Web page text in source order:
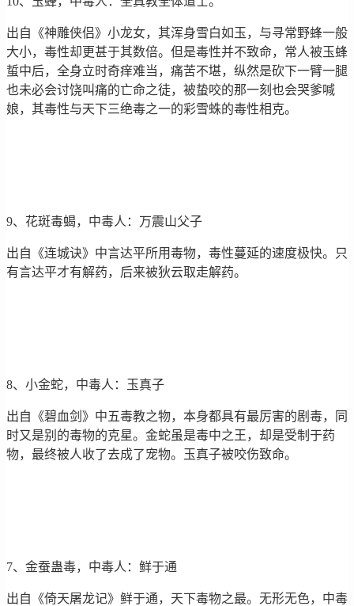
出自《神雕侠侣》小龙女，其浑身雪白如玉，与寻常野蜂一般
大小，毒性却更甚于其数倍。但是毒性并不致命，常人被玉蜂
蜇中后，全身立时奇痒难当，痛苦不堪，纵然是砍下一臂一腿
也未必会讨饶叫痛的亡命之徒，被蛰咬的那一刻也会哭爹喊
娘，其毒性与天下三绝毒之一的彩雪蛛的毒性相克。
9、花斑毒蝎，中毒人：万震山父子
出自《连城诀》中言达平所用毒物，毒性蔓延的速度极快。只
有言达平才有解药，后来被狄云取走解药。
8、小金蛇，中毒人：玉真子
出自《碧血剑》中五毒教之物，本身都具有最厉害的剧毒，同
时又是别的毒物的克星。金蛇虽是毒中之王，却是受制于药
物，最终被人收了去成了宠物。玉真子被咬伤致命。
7、金蚕蛊毒，中毒人：鲜于通
出自《倚天屠龙记》鲜于通，天下毒物之最。无形无色，中毒